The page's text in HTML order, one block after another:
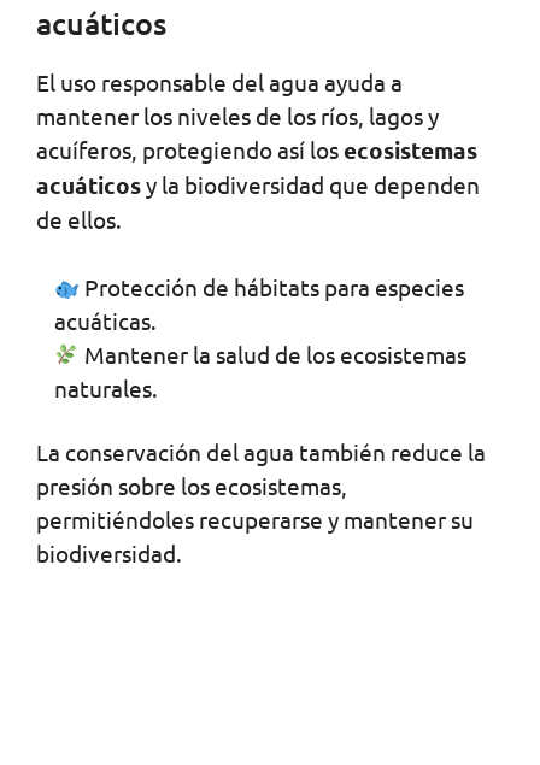
acuáticos
El uso responsable del agua ayuda a
mantener los niveles de los ríos, lagos y
acuíferos, protegiendo así losecosistemas
acuáticosy la biodiversidad que dependen
de ellos.
Protección de hábitats para especies
acuáticas.
Mantener la salud de los ecosistemas
naturales.
La conservación del agua también reduce la
presión sobre los ecosistemas,
permitiéndoles recuperarse y mantener su
biodiversidad.